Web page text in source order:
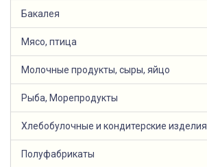
Бакалея
Мясо, птица
Молочные продукты, сыры, яйцо
Рыба, Морепродукты
Хлебобулочные и кондитерские изделия
Полуфабрикаты